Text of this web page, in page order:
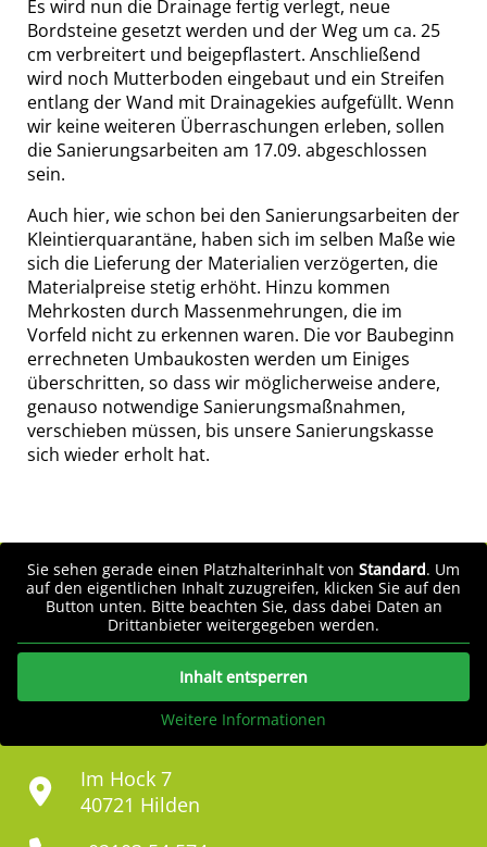
Es wird nun die Drainage fertig verlegt, neue
Bordsteine gesetzt werden und der Weg um ca. 25
cm verbreitert und beigepflastert. Anschließend
wird noch Mutterboden eingebaut und ein Streifen
entlang der Wand mit Drainagekies aufgefüllt. Wenn
wir keine weiteren Überraschungen erleben, sollen
die Sanierungsarbeiten am 17.09. abgeschlossen
sein.
Auch hier, wie schon bei den Sanierungsarbeiten der
Kleintierquarantäne, haben sich im selben Maße wie
sich die Lieferung der Materialien verzögerten, die
Materialpreise stetig erhöht. Hinzu kommen
Mehrkosten durch Massenmehrungen, die im
Vorfeld nicht zu erkennen waren. Die vor Baubeginn
errechneten Umbaukosten werden um Einiges
überschritten, so dass wir möglicherweise andere,
genauso notwendige Sanierungsmaßnahmen,
verschieben müssen, bis unsere Sanierungskasse
sich wieder erholt hat.
Sie sehen gerade einen Platzhalterinhalt von Standard. Um
auf den eigentlichen Inhalt zuzugreifen, klicken Sie auf den
Button unten. Bitte beachten Sie, dass dabei Daten an
Drittanbieter weitergegeben werden.
Inhalt entsperren
Weitere Informationen
Im Hock 7
40721 Hilden